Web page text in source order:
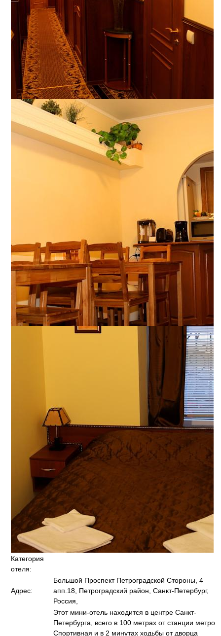
Категория
отеля:
Адрес:
Большой Проспект Петроградской Стороны, 4
апп.18, Петроградский район, Санкт-Петербург,
Россия,
Этот мини-отель находится в центре Санкт-
Петербурга, всего в 100 метрах от станции метро
Спортивная и в 2 минутах ходьбы от дворца